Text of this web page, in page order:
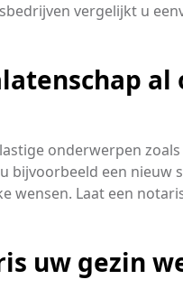
vergelijkt u
al
onderwerpen
bijvoorbeeld een nieuw
wensen. Laat een
uw gezin